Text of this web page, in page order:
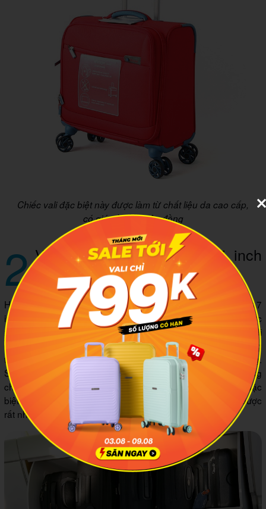
Chiếc vali đặc biệt này được làm từ chất liệu da cao cấp,
có giá gần 10 triệu đồng
2 Vì sao vali kéo ngang 17 inch
được nhiều người chọn?
Hiện trên thị trường, vali kéo ngang có rất nhiều kích thước: 17
inch, 20 inch, 24 inch, 28 inch… Trong đó, vali 17 inch được
xem là một trong những mẫu vali có kích thước nhỏ nhất, dễ di
chuyển trên mọi địa hình. Kích thước của một sản phẩm thông
thường là 46cm x 44.5cm x 20cm, cân nặng chưa đến 3.5 kg.
Sức chứa gồm 5 - 7 bộ quần áo, khối lượng chứa tối đa 15kg
cho chuyến công tác hoặc du lịch chưa đến 5 ngày. Điều đặc
biệt là loại vali này còn được xách tay lên máy bay nên được
rất nhiều người lựa chọn.